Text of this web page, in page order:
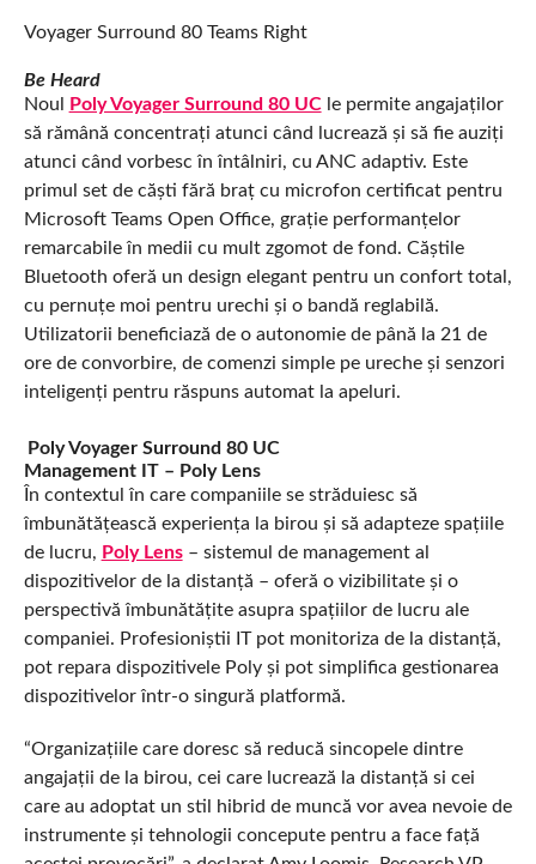
Voyager Surround 80 Teams Right
Be Heard
Noul
Poly Voyager Surround 80 UCle permite angajaților
să rămână concentrați atunci când lucrează și să fie auziți
atunci când vorbesc în întâlniri, cu ANC adaptiv. Este
primul set de căști fără braț cu microfon certificat pentru
Microsoft Teams Open Office, grație performanțelor
remarcabile în medii cu mult zgomot de fond. Căștile
Bluetooth oferă un design elegant pentru un confort total,
cu pernuțe moi pentru urechi și o bandă reglabilă.
Utilizatorii beneficiază de o autonomie de până la 21 de
ore de convorbire, de comenzi simple pe ureche și senzori
inteligenți pentru răspuns automat la apeluri.
Poly Voyager Surround 80 UC
Management IT – Poly Lens
În contextul în care companiile se străduiesc să
îmbunătățească experiența la birou și să adapteze spațiile
de lucru, Poly Lens– sistemul de management al
dispozitivelor de la distanță – oferă o vizibilitate și o
perspectivă îmbunătățite asupra spațiilor de lucru ale
companiei. Profesioniștii IT pot monitoriza de la distanță,
pot repara dispozitivele Poly și pot simplifica gestionarea
dispozitivelor într-o singură platformă.
“Organizațiile care doresc să reducă sincopele dintre
angajații de la birou, cei care lucrează la distanță si cei
care au adoptat un stil hibrid de muncă vor avea nevoie de
instrumente și tehnologii concepute pentru a face față